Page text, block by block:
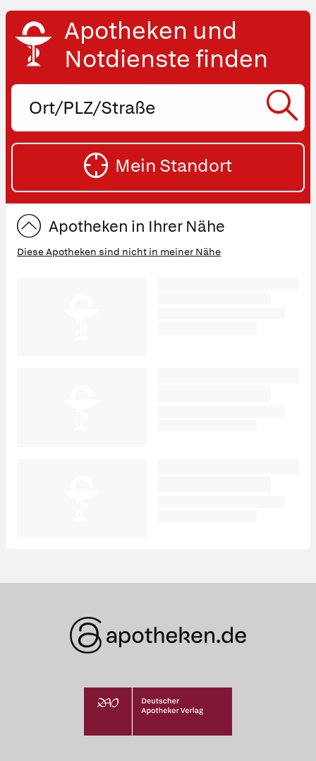
Apotheken und
Notdienste finden
Ort,
oder
Straße
Mein Standort
Apotheken in Ihrer Nähe
Diese Apotheken sind nicht in meiner Nähe